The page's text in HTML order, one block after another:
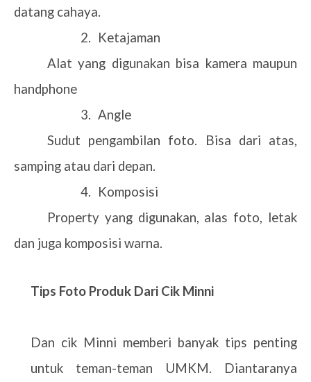
datang cahaya.
2. Ketajaman
Alat yang digunakan bisa kamera maupun
handphone
3. Angle
Sudut pengambilan foto. Bisa dari atas,
samping atau dari depan.
4. Komposisi
Property yang digunakan, alas foto, letak
dan juga komposisi warna.
Tips Foto Produk Dari Cik Minni
Dan cik Minni memberi banyak tips penting
untuk teman-teman UMKM. Diantaranya